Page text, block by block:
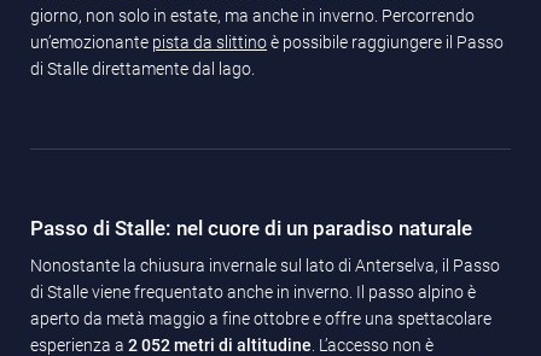
giorno, non solo in estate, ma anche in inverno. Percorrendo
un’emozionante pista da slittinoè possibile raggiungere il Passo
di Stalle direttamente dal lago.
Passo di Stalle: nel cuore di un paradiso naturale
Nonostante la chiusura invernale sul lato di Anterselva, il Passo
di Stalle viene frequentato anche in inverno. Il passo alpino è
aperto da metà maggio a fine ottobre e offre una spettacolare
esperienza a 2 052 metri di altitudine . L’accesso non è